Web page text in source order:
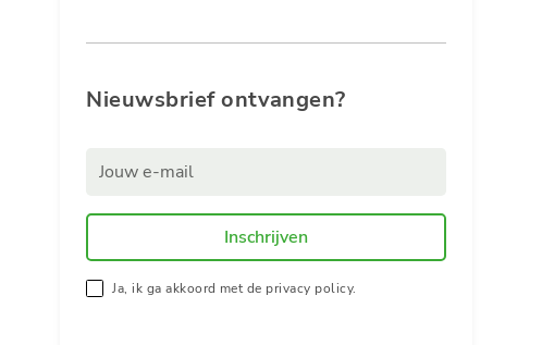
Nieuwsbrief ontvangen?
Ja, ik ga akkoord met de privacy policy.